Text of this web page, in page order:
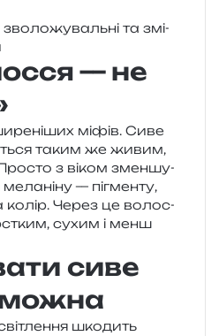
та змі­
— не
міфів. Сиве
таким же живим,
Просто з віком змен­шу­
— пігмен­ту,
колір. Через це волос­
сухим і менш
сиве
можна
шко­дить